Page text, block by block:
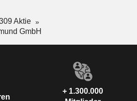
Aktie
GmbH
+ 1.300.000